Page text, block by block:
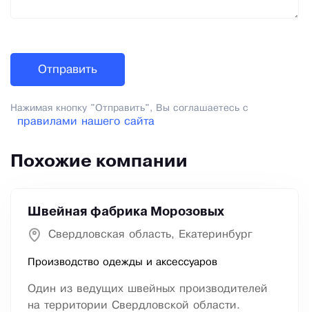
Нажимая кнопку "Отправить", Вы соглашаетесь с
правилами нашего сайта
Похожие компании
Швейная фабрика Морозовых
Свердловская область, Екатеринбург
Производство одежды и аксессуаров
Один из ведущих швейных производителей
на территории Свердловской области.